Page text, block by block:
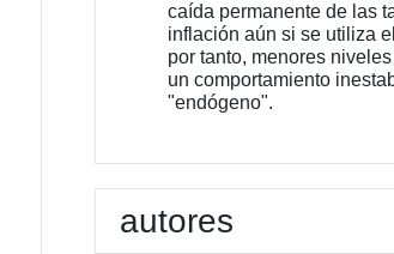
caída permanente de las
inflación aún si se utiliza
por tanto, menores
un comportamiento
"endógeno".
autores